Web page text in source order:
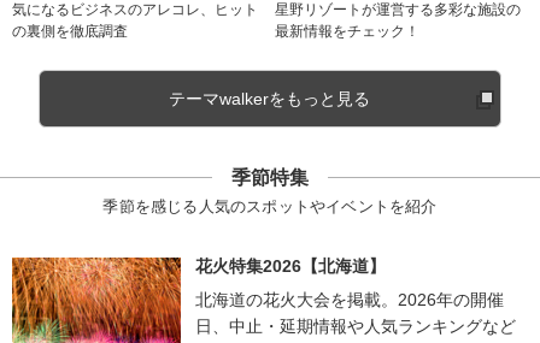
気になるビジネスのアレコレ、ヒット
の裏側を徹底調査
星野リゾートが運営する多彩な施設の
最新情報をチェック！
テーマwalkerをもっと見る
季節特集
季節を感じる人気のスポットやイベントを紹介
花火特集2026【北海道】
北海道の花火大会を掲載。2026年の開催
日、中止・延期情報や人気ランキングなど